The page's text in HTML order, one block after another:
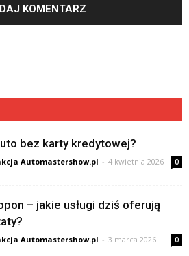
bez karty kredytowej?
Automastershow.pl - 4 kwietnia 2026 0
– jakie usługi dziś oferują
Automastershow.pl - 3 marca 2026 0